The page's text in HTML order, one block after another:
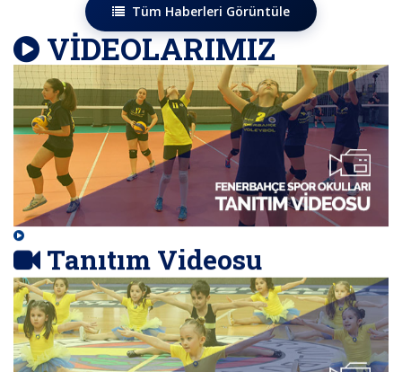
Tüm Haberleri Görüntüle
VİDEOLARIMIZ
Tanıtım Videosu